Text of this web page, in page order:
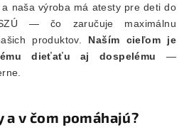
naša výroba má atesty pre deti do
— čo zaručuje maximálnu
produktov. Naším cieľom je
dieťaťu aj dospelému —
a v čom pomáhajú?